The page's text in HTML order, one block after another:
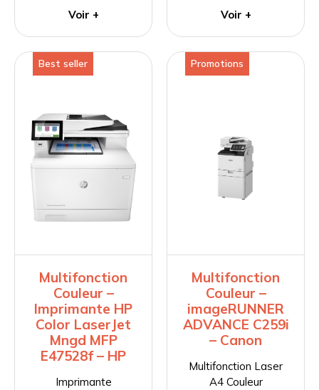
Voir + Voir +
Best seller
Multifonction
Couleur –
Imprimante HP
Color LaserJet
Mngd MFP
E47528f – HP
Imprimante
Best seller
Promotions
Multifonction
Couleur –
imageRUNNER
ADVANCE C259i
– Canon
Multifonction Laser
A4 Couleur